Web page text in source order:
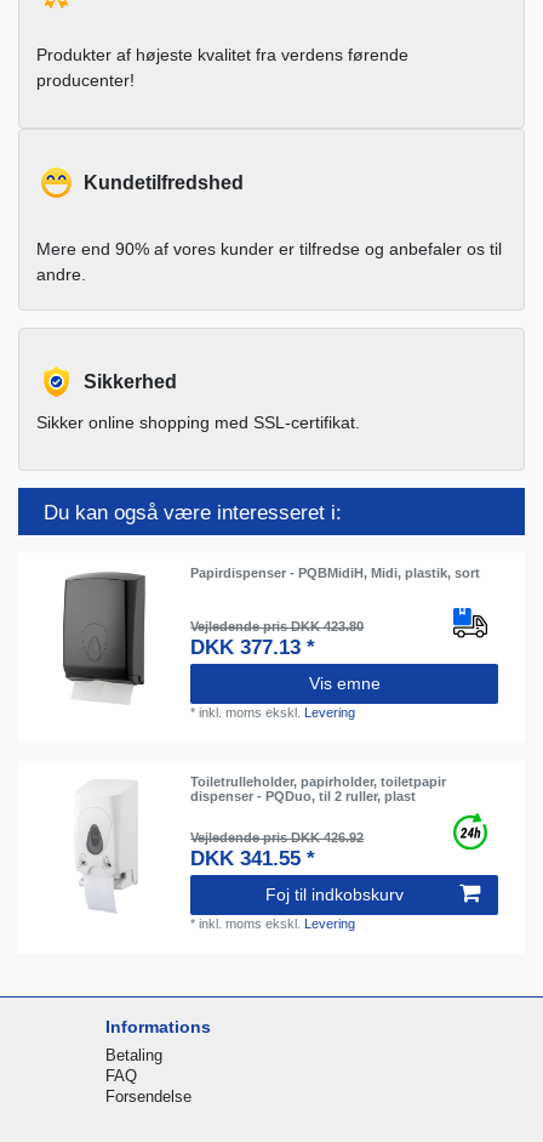
Produkter af højeste kvalitet fra verdens førende
producenter!
Kundetilfredshed
Mere end 90% af vores kunder er tilfredse og anbefaler os til
andre.
Sikkerhed
Sikker online shopping med SSL-certifikat.
Du kan også være interesseret i:
Papirdispenser - PQBMidiH, Midi, plastik, sort
Vejledende pris DKK 423.80
DKK 377.13 *
Vis emne
*inkl. moms ekskl. Levering
Toiletrulleholder, papirholder, toiletpapir
dispenser - PQDuo, til 2 ruller, plast
Vejledende pris DKK 426.92
DKK 341.55 *
Foj til indkobskurv
*inkl. moms ekskl. Levering
Informations
Betaling
FAQ
Forsendelse